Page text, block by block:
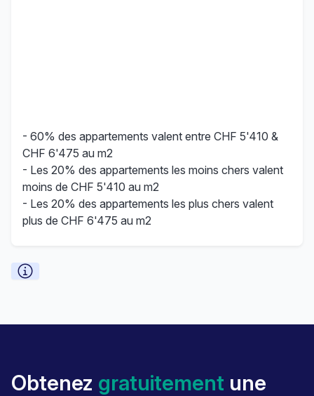
- 60% des appartements valent entre CHF 5'410 &
CHF 6'475 au m2
- Les 20% des appartements les moins chers valent
moins de CHF 5'410 au m2
- Les 20% des appartements les plus chers valent
plus de CHF 6'475 au m2
Obtenez gratuitement une